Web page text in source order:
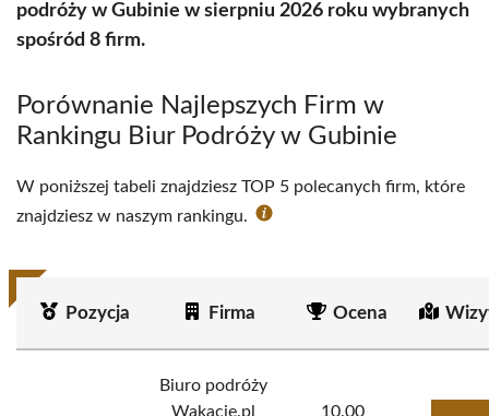
podróży w Gubinie w sierpniu 2026 roku wybranych
spośród 8 firm.
Porównanie Najlepszych Firm w
Rankingu Biur Podróży w Gubinie
W poniższej tabeli znajdziesz TOP 5 polecanych firm, które
znajdziesz w naszym rankingu.
Pozycja Firma Ocena
Biuro podróży
Wakacje.pl
10.00